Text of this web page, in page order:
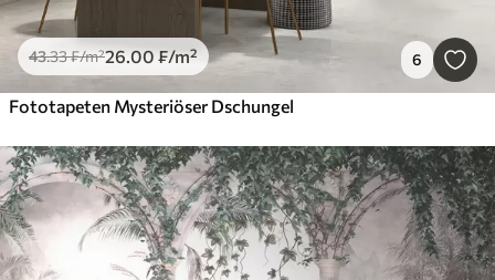
43.33₣/m²26.00₣/m² 6
Fototapeten Mysteriöser Dschungel